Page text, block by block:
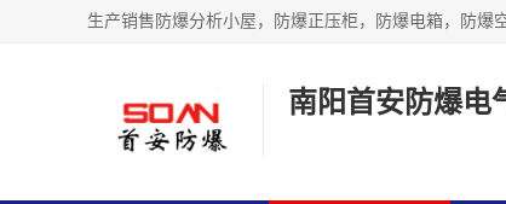
生产销售防爆分析小屋，防爆正压柜，防爆电箱，防爆
南阳首安防爆电